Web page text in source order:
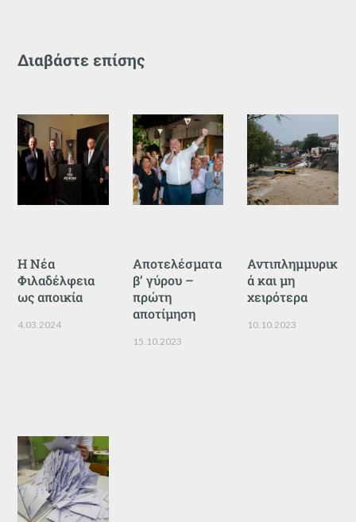
Διαβάστε επίσης
Η Νέα
Φιλαδέλφεια
ως αποικία
4.03.2024
Αποτελέσματα
β’ γύρου –
πρώτη
αποτίμηση
15.10.2023
Αντιπλημμυρικ
ά και μη
χειρότερα
10.10.2023